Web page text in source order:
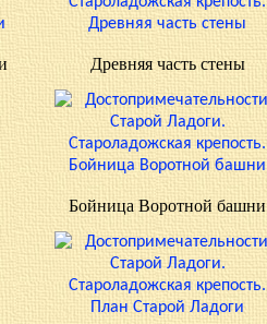
Древняя часть стены
Бойница Воротной башни